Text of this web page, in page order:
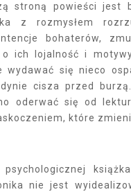
stroną powieści jest
z rozmysłem
bohaterów,
ich lojalność i
wydawać się nieco
cisza przed
oderwać się od
które
nie jest